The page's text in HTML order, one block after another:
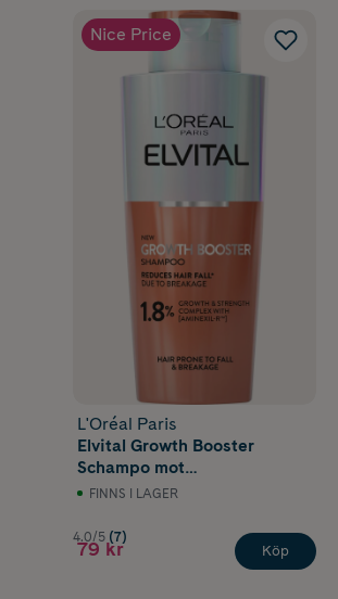
Nice Price
L'Oréal Paris
Elvital Growth Booster
Schampo mot
håravfall200 ml
FINNS I LAGER
4.0/5 (7)
79 kr Köp